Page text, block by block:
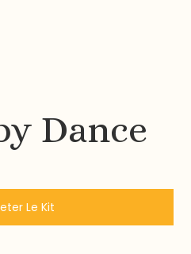
Dance
Le Kit